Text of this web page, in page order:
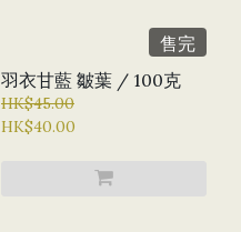
售完
羽衣甘藍 皺葉 / 100克
HK$45.00
HK$40.00